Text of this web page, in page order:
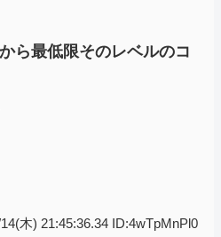
ら最低限そのレベルのコ
木) 21:45:36.34 ID:4wTpMnPl0